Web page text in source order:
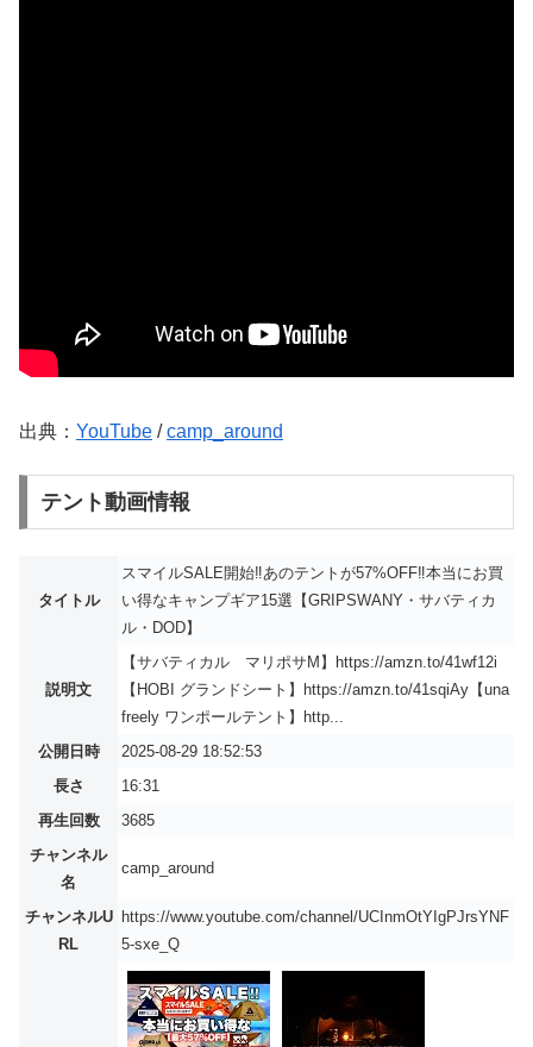
出典： YouTube /camp_around
テント動画情報
タイトル
スマイルSALE開始‼︎あのテントが57%OFF‼️本当にお買
い得なキャンプギア15選【GRIPSWANY・サバティカ
ル・DOD】
説明文
【サバティカル マリポサM】https://amzn.to/41wf12i
【HOBI グランドシート】https://amzn.to/41sqiAy【una
freely ワンポールテント】http...
公開日時
2025-08-29 18:52:53
長さ
16:31
再生回数
3685
チャンネル
名
camp_around
チャンネルU
RL
https://www.youtube.com/channel/UCInmOtYIgPJrsYNF
5-sxe_Q